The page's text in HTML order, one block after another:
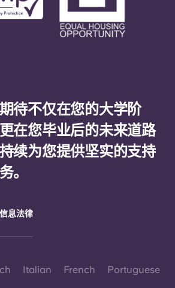
待不仅在您的大学阶
在您毕业后的未来道路
续为您提供坚实的支持
。
息法律
Italian French Portuguese